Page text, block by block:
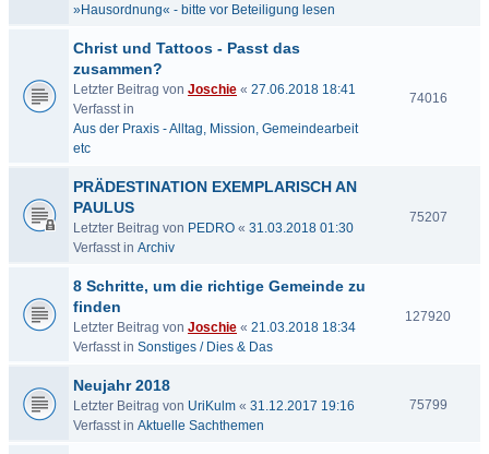
»Hausordnung« - bitte vor Beteiligung lesen
Christ und Tattoos - Passt das
zusammen?
Letzter Beitrag von Joschie « 27.06.2018 18:41
Verfasst in
Aus der Praxis - Alltag, Mission, Gemeindearbeit
etc
74016
PRÄDESTINATION EXEMPLARISCH AN
PAULUS
Letzter Beitrag von PEDRO « 31.03.2018 01:30
Verfasst in Archiv
75207
8 Schritte, um die richtige Gemeinde zu
finden
Letzter Beitrag von Joschie « 21.03.2018 18:34
Verfasst in Sonstiges / Dies & Das
127920
Neujahr 2018
Letzter Beitrag von UriKulm « 31.12.2017 19:16
Verfasst in Aktuelle Sachthemen
75799